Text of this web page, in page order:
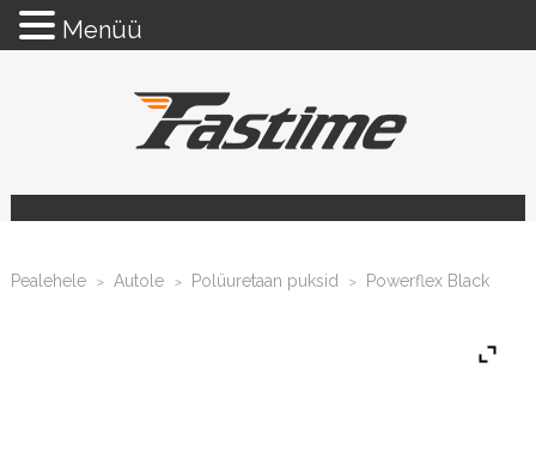
Pealehele > Autole > Polüuretaan puksid > Powerflex Black
Menüü